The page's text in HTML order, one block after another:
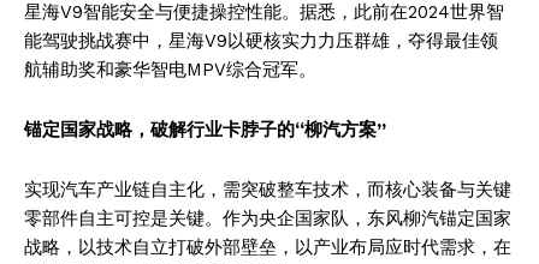
星海V9智能安全与便捷操控性能。据悉，此前在2024世界智
能驾驶挑战赛中，星海V9以硬核实力力压群雄，夺得最佳领
航辅助奖和豪华智电MPV综合冠军。
锚定国家战略，破解行业卡脖子的“柳汽方案”
实现汽车产业链自主化，需突破整车技术，而核心装备与关键
零部件自主可控是关键。作为央企国家队，东风柳汽锚定国家
战略，以技术自立打破外部壁垒，以产业布局应时代需求，在